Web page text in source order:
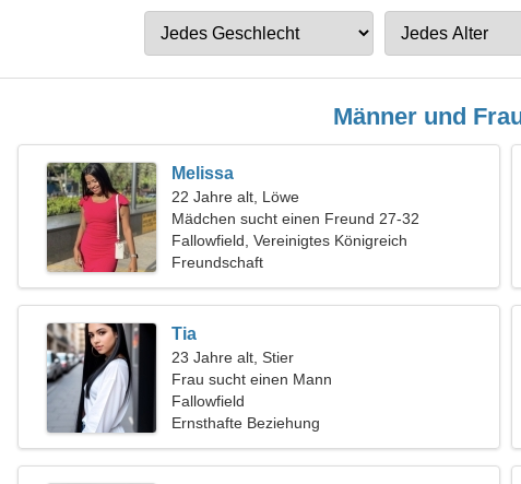
Männer und
Melissa
22 Jahre alt, Löwe
Mädchen sucht einen Freund 27-32
Fallowfield, Vereinigtes Königreich
Freundschaft
Tia
23 Jahre alt, Stier
Frau sucht einen Mann
Fallowfield
Ernsthafte Beziehung